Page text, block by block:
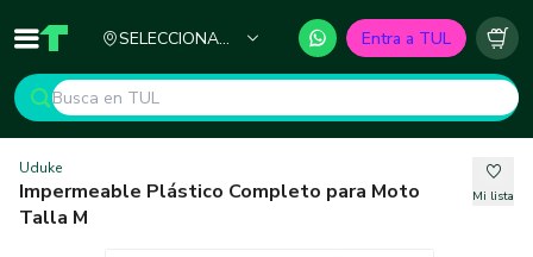
Inicio TUL - Tu Marketplace de Construcción
SELECCIONA
Entra a TUL
Uduke
Impermeable Plástico Completo para Moto
Talla M
Mi lista